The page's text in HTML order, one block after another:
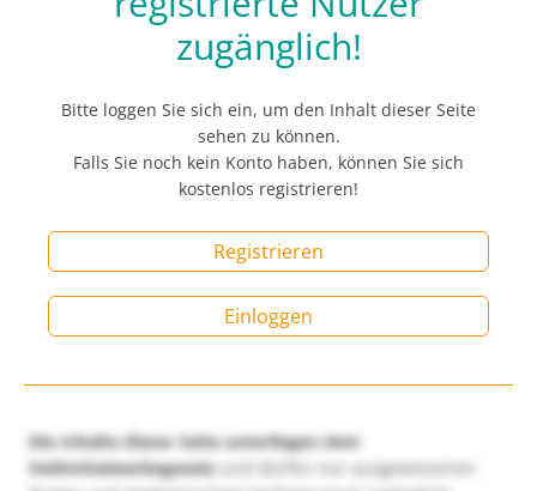
zugänglich!
Bitte loggen Sie sich ein, um den Inhalt dieser Seite
sehen zu können.
Falls Sie noch kein Konto haben, können Sie sich
kostenlos registrieren!
Registrieren
Einloggen
Die Inhalte dieser Seite unterliegen dem
Heilmittelwerbegesetzund dürfen nur ausgewiesenen